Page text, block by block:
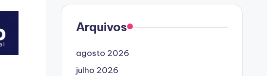
Arquivos
agosto 2026
julho 2026